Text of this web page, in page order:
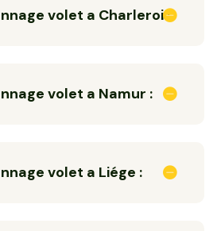
volet a Charleroi :
volet a Namur :
volet a Liége :